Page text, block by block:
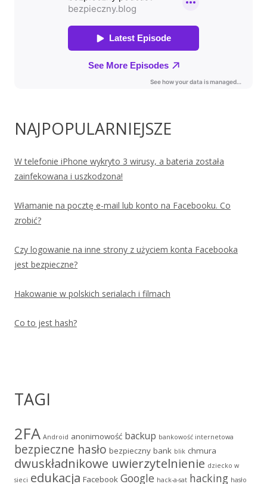
NAJPOPULARNIEJSZE
W telefonie iPhone wykryto 3 wirusy, a bateria została
zainfekowana i uszkodzona!
Włamanie na pocztę e-mail lub konto na Facebooku. Co
zrobić?
Czy logowanie na inne strony z użyciem konta Facebooka
jest bezpieczne?
Hakowanie w polskich serialach i filmach
Co to jest hash?
TAGI
2FA Android anonimowość backup bankowość internetowa
bezpieczne hasło bezpieczny bank blik chmura
dwuskładnikowe uwierzytelnienie dziecko w
sieci edukacja Facebook Google hack-a-sat hacking hasło